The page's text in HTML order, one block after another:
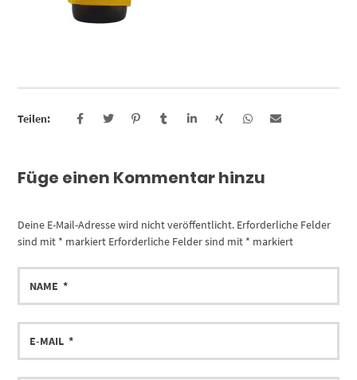
Teilen:
Füge einen Kommentar hinzu
Deine E-Mail-Adresse wird nicht veröffentlicht. Erforderliche Felder
sind mit * markiert Erforderliche Felder sind mit * markiert